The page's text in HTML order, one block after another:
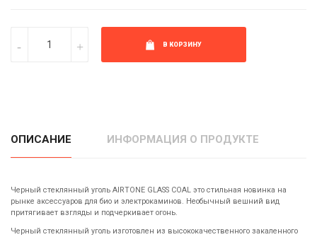
В КОРЗИНУ
ОПИСАНИЕ ИНФОРМАЦИЯ О ПРОДУКТЕ
Черный стеклянный уголь AIRTONE GLASS COAL это стильная новинка на
рынке аксессуаров для био и электрокаминов. Необычный вешний вид
притягивает взгляды и подчеркивает огонь.
Черный стеклянный уголь изготовлен из высококачественного закаленного